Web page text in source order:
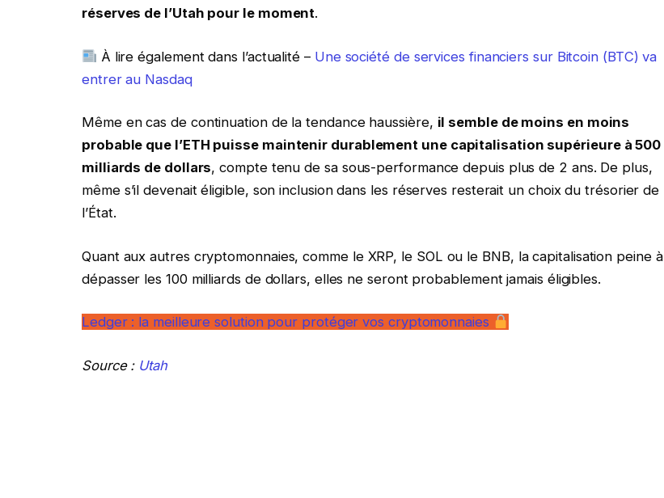
réserves de l’Utah pour le moment.
À lire également dans l’actualité – Une société de services financiers sur Bitcoin (BTC) va
entrer au Nasdaq
Même en cas de continuation de la tendance haussière, il semble de moins en moins
probable que l’ETH puisse maintenir durablement une capitalisation supérieure à 500
milliards de dollars, compte tenu de sa sous-performance depuis plus de 2 ans. De plus,
même s’il devenait éligible, son inclusion dans les réserves resterait un choix du trésorier de
l’État.
Quant aux autres cryptomonnaies, comme le XRP, le SOL ou le BNB, la capitalisation peine à
dépasser les 100 milliards de dollars, elles ne seront probablement jamais éligibles.
Ledger : la meilleure solution pour protéger vos cryptomonnaies
Source : Utah